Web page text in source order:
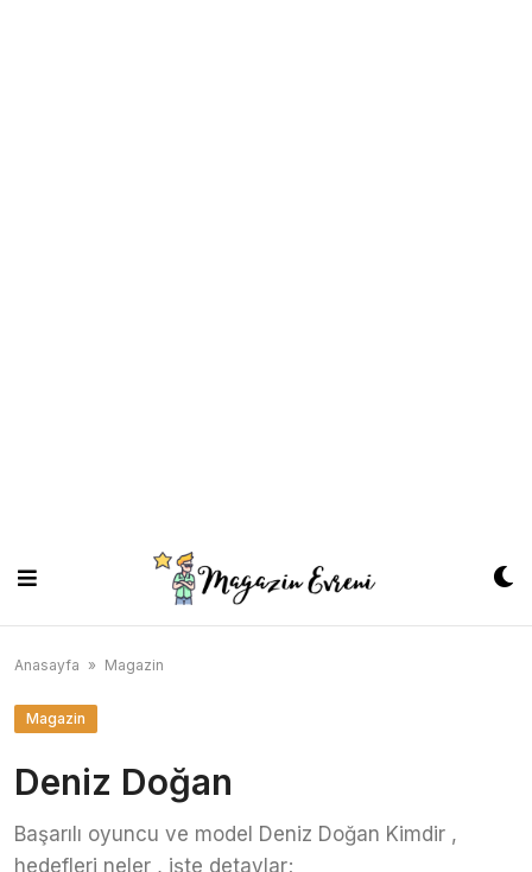
content
Anasayfa » Magazin
Magazin
Deniz Doğan
Başarılı oyuncu ve model Deniz Doğan Kimdir ,
hedefleri neler , işte detaylar;